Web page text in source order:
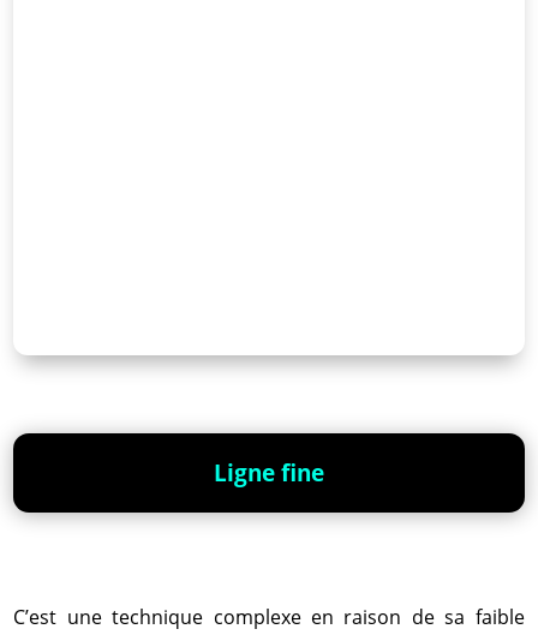
Ligne fine
C’est une technique complexe en raison de sa faible